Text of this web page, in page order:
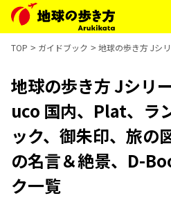
TOP ガイドブック 地球の歩き方 Jシ
地球の歩き方 Jシリ
uco 国内、Plat、ラ
ック、御朱印、旅の
の名言＆絶景、D-
ク一覧